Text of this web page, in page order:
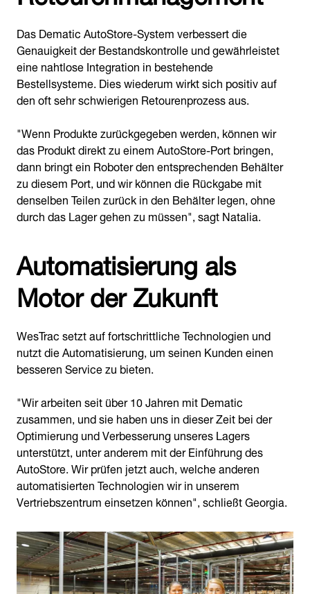
Das Dematic AutoStore-System verbessert die
Genauigkeit der Bestandskontrolle und gewährleistet
eine nahtlose Integration in bestehende
Bestellsysteme. Dies wiederum wirkt sich positiv auf
den oft sehr schwierigen Retourenprozess aus.
"Wenn Produkte zurückgegeben werden, können wir
das Produkt direkt zu einem AutoStore-Port bringen,
dann bringt ein Roboter den entsprechenden Behälter
zu diesem Port, und wir können die Rückgabe mit
denselben Teilen zurück in den Behälter legen, ohne
durch das Lager gehen zu müssen", sagt Natalia.
Automatisierung als
Motor der Zukunft
WesTrac setzt auf fortschrittliche Technologien und
nutzt die Automatisierung, um seinen Kunden einen
besseren Service zu bieten.
"Wir arbeiten seit über 10 Jahren mit Dematic
zusammen, und sie haben uns in dieser Zeit bei der
Optimierung und Verbesserung unseres Lagers
unterstützt, unter anderem mit der Einführung des
AutoStore. Wir prüfen jetzt auch, welche anderen
automatisierten Technologien wir in unserem
Vertriebszentrum einsetzen können", schließt Georgia.